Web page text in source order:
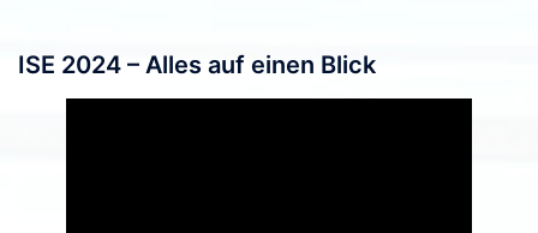
ISE 2024 – Alles auf einen Blick